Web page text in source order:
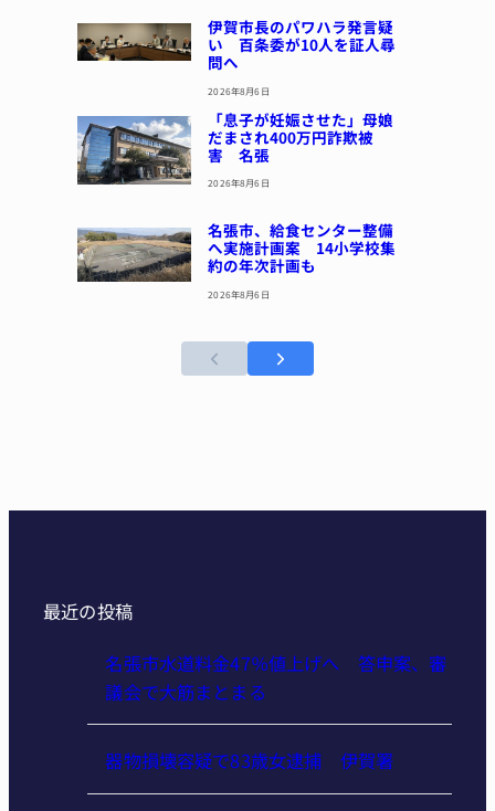
伊賀市長のパワハラ発言疑
い 百条委が10人を証人尋
問へ
2026年8月6日
「息子が妊娠させた」母娘
だまされ400万円詐欺被
害 名張
2026年8月6日
名張市、給食センター整備
へ実施計画案 14小学校集
約の年次計画も
2026年8月6日
最近の投稿
名張市水道料金47％値上げへ 答申案、審
議会で大筋まとまる
器物損壊容疑で83歳女逮捕 伊賀署